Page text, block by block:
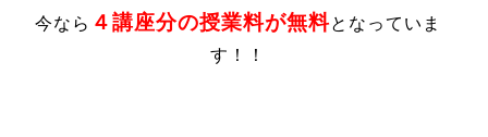
今なら ４講座分の授業料が無料となっていま
す！！